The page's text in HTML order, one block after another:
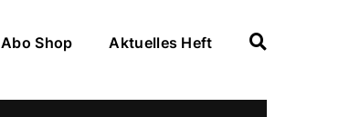
Abo Shop Aktuelles Heft